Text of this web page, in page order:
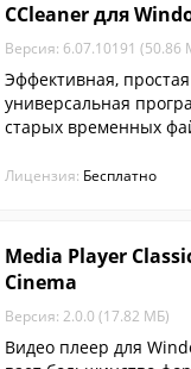
CCleaner для
Версия: 6.07.10191 (50.86
Эффективная,
универсальная
старых временных
Лицензия: Бесплатно
Media Player
Cinema
Версия: 2.0.0 (17.82 МБ)
Видео плеер для